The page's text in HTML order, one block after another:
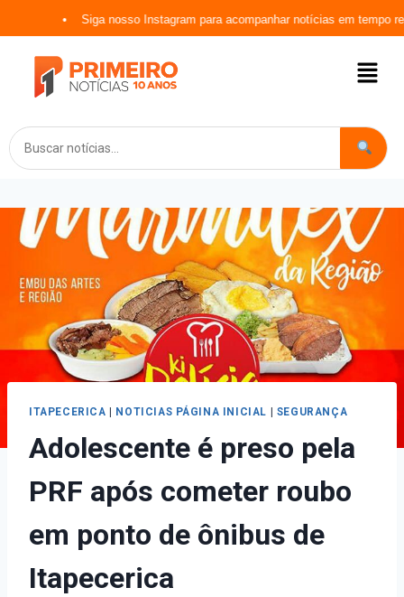
Siga nosso Instagram para acompanhar notícias em tempo real
ITAPECERICA NOTICIAS PÁGINA INICIAL SEGURANÇA
Adolescente é preso pela
PRF após cometer roubo
em ponto de ônibus de
Itapecerica